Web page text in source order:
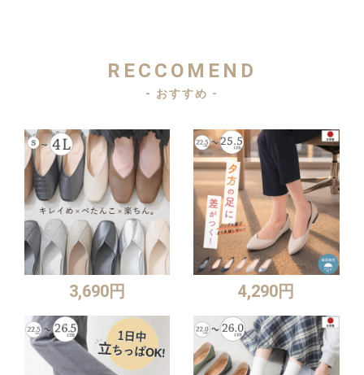
RECCOMEND
- おすすめ -
3,690円 4,290円